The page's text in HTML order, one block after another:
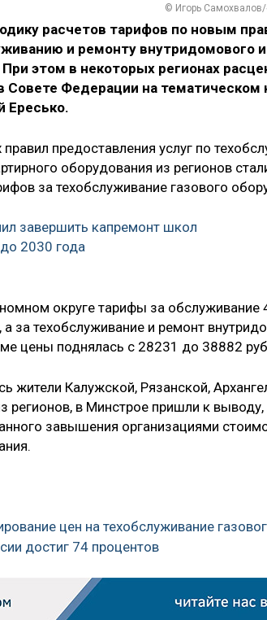
© Игорь Самохвалов/
расчетов тарифов по новым
и ремонту внутридомового и
этом в некоторых регионах
Совете Федерации на тематическом
Ересько.
предоставления услуг по
оборудования из регионов
за техобслуживание газового
завершить капремонт школ
2030 года
округе тарифы за обслуживание
за техобслуживание и ремонт
цены поднялась с 28231 до 38882
жители Калужской, Рязанской,
регионов, в Минстрое пришли к выводу,
завышения организациями
цен на техобслуживание
достиг 74 процентов